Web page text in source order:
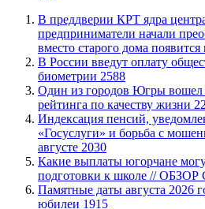
​В преддверии КРТ ядра
предприниматели начали
вместо старого дома
В России введут оплату
биометрии 2588
Один из городов Югры вошел
рейтинга по качеству жизни
​Индексация пенсий,
«Госуслуги» и борьба с
августе 2030
Какие выплаты югорчане
подготовки к школе //
​Памятные даты августа 2026
юбилеи 1915